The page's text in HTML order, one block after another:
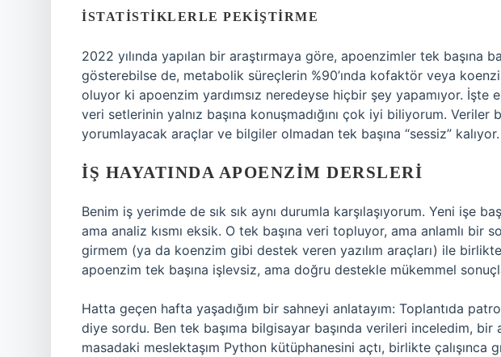
İSTATISTIKLERLE PEKIŞTIRME
2022 yılında yapılan bir araştırmaya göre, apoenzimler tek başına
gösterebilse de, metabolik süreçlerin %90’ında kofaktör veya
oluyor ki apoenzim yardımsız neredeyse hiçbir şey yapamıyor. İşte
veri setlerinin yalnız başına konuşmadığını çok iyi biliyorum.
yorumlayacak araçlar ve bilgiler olmadan tek başına “sessiz” kalıyor.
İŞ HAYATINDA APOENZIM DERSLERI
Benim iş yerimde de sık sık aynı durumla karşılaşıyorum. Yeni işe
ama analiz kısmı eksik. O tek başına veri topluyor, ama anlamlı bir
girmem (ya da koenzim gibi destek veren yazılım araçları) ile
apoenzim tek başına işlevsiz, ama doğru destekle mükemmel
Hatta geçen hafta yaşadığım bir sahneyi anlatayım: Toplantıda
diye sordu. Ben tek başıma bilgisayar başında verileri inceledim, bir
masadaki meslektaşım Python kütüphanesini açtı, birlikte çalışınca